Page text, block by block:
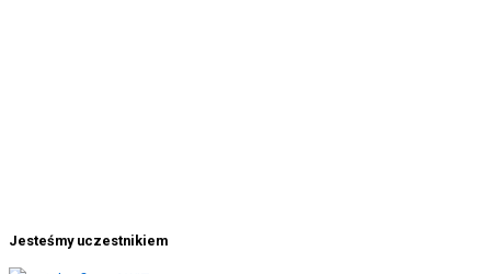
Jesteśmy uczestnikiem